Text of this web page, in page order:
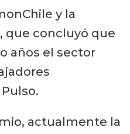
y la
que concluyó que
años el sector
actualmente la